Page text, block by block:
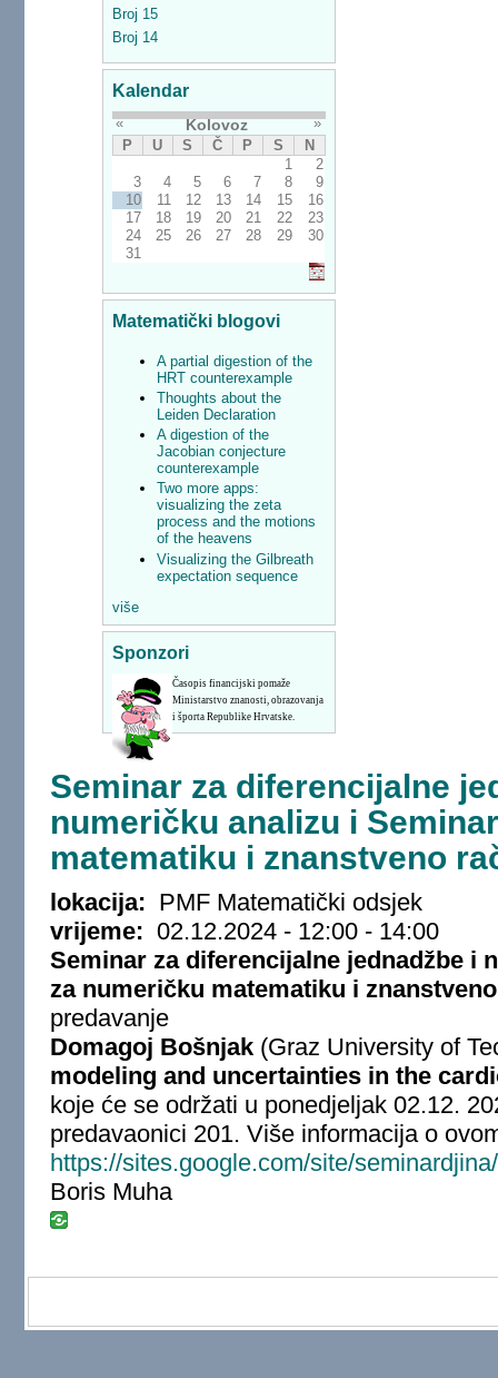
Broj 15
Broj 14
Kalendar
« Kolovoz
»
P
U S Č P S
N
1
2
3
4 5 6 7 8
9
10
11 12 13 14 15
16
17
18 19 20 21 22
23
24
25 26 27 28 29
30
31
Matematički blogovi
A partial digestion of the
HRT counterexample
Thoughts about the
Leiden Declaration
A digestion of the
Jacobian conjecture
counterexample
Two more apps:
visualizing the zeta
process and the motions
of the heavens
Visualizing the Gilbreath
expectation sequence
više
Sponzori
Časopis financijski pomaže
Ministarstvo znanosti, obrazovanja
i športa Republike Hrvatske.
Seminar za diferencijalne
numeričku analizu i
matematiku i znanstveno
lokacija: PMF Matematički odsjek
vrijeme: 02.12.2024 - 12:00- 14:00
Seminar za diferencijalne jednadžbe i
za numeričku matematiku i
predavanje
Domagoj Bošnjak(Graz University of
modeling and uncertainties in the
koje će se održati u ponedjeljak 02.12.
predavaonici 201. Više informacija o
https://sites.google.com/site/seminardjina/
Boris Muha